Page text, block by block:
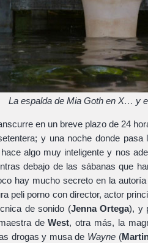
La espalda de Mia Goth en X… y
en un breve plazo de 24
y una noche donde
algo muy inteligente y nos
debajo de las sábanas que
hay mucho secreto en la
peli porno con director, actor
de sonido (Jenna Ortega), y
deWest, otra más, la
drogas y musa de Wayne (